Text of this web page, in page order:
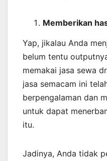
Memberikan
Yap, jikalau Anda
belum tentu
memakai jasa sewa
jasa semacam ini
berpengalaman dan
untuk dapat
itu.
Jadinya, Anda tidak